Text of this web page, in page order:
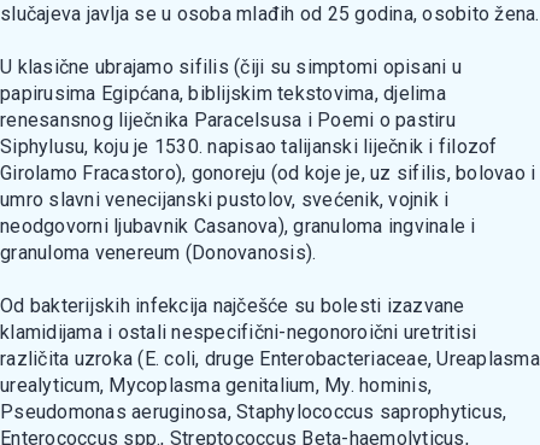
slučajeva javlja se u osoba mlađih od 25 godina, osobito žena.
U klasične ubrajamo sifilis (čiji su simptomi opisani u
papirusima Egipćana, biblijskim tekstovima, djelima
renesansnog liječnika Paracelsusa i Poemi o pastiru
Siphylusu, koju je 1530. napisao talijanski liječnik i filozof
Girolamo Fracastoro), gonoreju (od koje je, uz sifilis, bolovao i
umro slavni venecijanski pustolov, svećenik, vojnik i
neodgovorni ljubavnik Casanova), granuloma ingvinale i
granuloma venereum (Donovanosis).
Od bakterijskih infekcija najčešće su bolesti izazvane
klamidijama i ostali nespecifični-negonoroični uretritisi
različita uzroka (E. coli, druge Enterobacteriaceae, Ureaplasma
urealyticum, Mycoplasma genitalium, My. hominis,
Pseudomonas aeruginosa, Staphylococcus saprophyticus,
Enterococcus spp., Streptococcus Beta-haemolyticus,